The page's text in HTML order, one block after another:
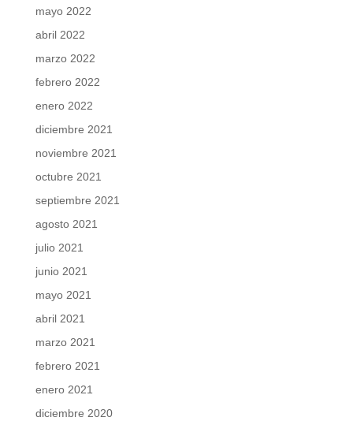
mayo 2022
abril 2022
marzo 2022
febrero 2022
enero 2022
diciembre 2021
noviembre 2021
octubre 2021
septiembre 2021
agosto 2021
julio 2021
junio 2021
mayo 2021
abril 2021
marzo 2021
febrero 2021
enero 2021
diciembre 2020